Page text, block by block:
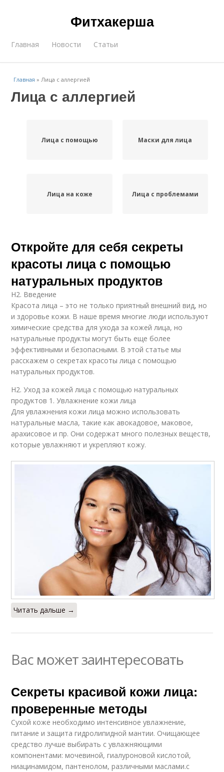
Фитхакерша
Главная Новости Статьи
Главная »Лица с аллергией
Лица с аллергией
Лица с помощью Маски для лица
Лица на коже Лица с проблемами
Откройте для себя секреты
красоты лица с помощью
натуральных продуктов
H2. Введение
Красота лица – это не только приятный внешний вид, но
и здоровье кожи. В наше время многие люди используют
химические средства для ухода за кожей лица, но
натуральные продукты могут быть еще более
эффективными и безопасными. В этой статье мы
расскажем о секретах красоты лица с помощью
натуральных продуктов.
H2. Уход за кожей лица с помощью натуральных
продуктов 1. Увлажнение кожи лица
Для увлажнения кожи лица можно использовать
натуральные масла, такие как авокадовое, маковое,
арахисовое и пр. Они содержат много полезных веществ,
которые увлажняют и укрепляют кожу.
Читать дальше →
Вас может заинтересовать
Секреты красивой кожи лица:
проверенные методы
Сухой коже необходимо интенсивное увлажнение,
питание и защита гидролипидной мантии. Очищающее
средство лучше выбирать с увлажняющими
компонентами: мочевиной, гиалуроновой кислотой,
ниацинамидом, пантенолом, различными маслами.с